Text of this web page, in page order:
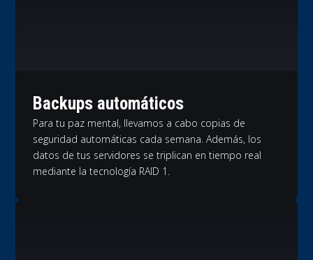
Backups automáticos
Para tu paz mental, llevamos a cabo copias de
seguridad automáticas cada semana. Además, los
datos de tus servidores se triplican en tiempo real
mediante la tecnología RAID 1.